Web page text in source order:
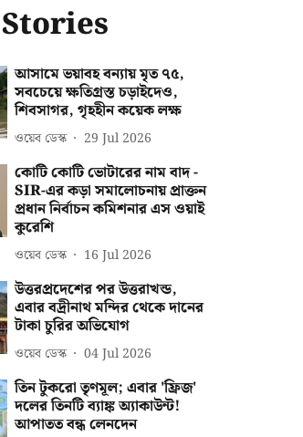
আসামে ভয়াবহ বন্যায় মৃত ৭৫,
সবচেয়ে ক্ষতিগ্রস্ত চড়াইদেও,
শিবসাগর, গৃহহীন কয়েক লক্ষ
ওয়েব ডেস্ক 29 Jul 2026
কোটি কোটি ভোটারের নাম বাদ -
SIR-এর কড়া সমালোচনায় প্রাক্তন
প্রধান নির্বাচন কমিশনার এস ওয়াই
কুরেশি
ওয়েব ডেস্ক 16 Jul 2026
উত্তরপ্রদেশের পর উত্তরাখন্ড,
এবার বদ্রীনাথ মন্দির থেকে দানের
টাকা চুরির অভিযোগ
ওয়েব ডেস্ক 04 Jul 2026
তিন টুকরো তৃণমূল; এবার 'ফ্রিজ'
দলের তিনটি ব্যাঙ্ক অ্যাকাউন্ট!
আপাতত বন্ধ লেনদেন